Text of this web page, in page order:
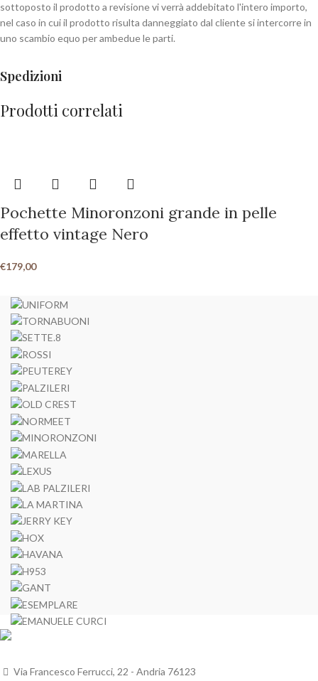
sottoposto il prodotto a revisione vi verrà addebitato l'intero importo,
nel caso in cui il prodotto risulta danneggiato dal cliente si intercorre in
uno scambio equo per ambedue le parti.
Spedizioni
Prodotti correlati
Pochette Minoronzoni grande in pelle
effetto vintage Nero
€179,00
Via Francesco Ferrucci, 22 - Andria 76123